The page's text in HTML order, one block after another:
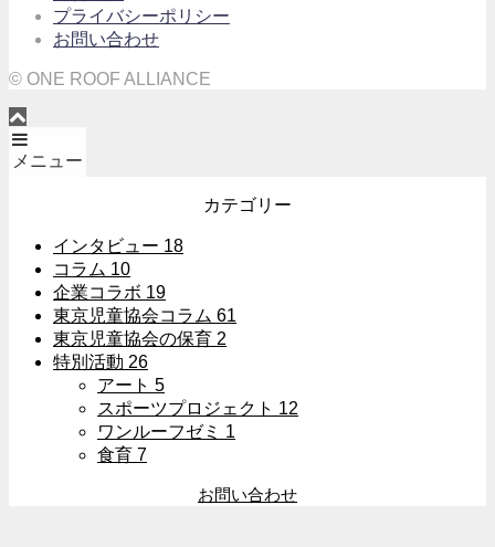
プライバシーポリシー
お問い合わせ
© ONE ROOF ALLIANCE
メニュー
カテゴリー
インタビュー 18
コラム 10
企業コラボ 19
東京児童協会コラム 61
東京児童協会の保育 2
特別活動 26
アート 5
スポーツプロジェクト 12
ワンルーフゼミ 1
食育 7
お問い合わせ